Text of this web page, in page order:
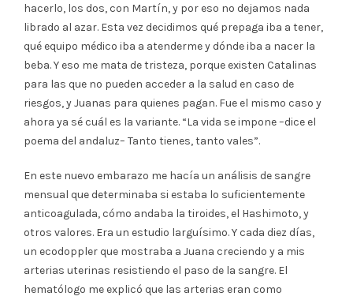
hacerlo, los dos, con Martín, y por eso no dejamos nada
librado al azar. Esta vez decidimos qué prepaga iba a tener,
qué equipo médico iba a atenderme y dónde iba a nacer la
beba. Y eso me mata de tristeza, porque existen Catalinas
para las que no pueden acceder a la salud en caso de
riesgos, y Juanas para quienes pagan. Fue el mismo caso y
ahora ya sé cuál es la variante. “La vida se impone –dice el
poema del andaluz– Tanto tienes, tanto vales”.
En este nuevo embarazo me hacía un análisis de sangre
mensual que determinaba si estaba lo suficientemente
anticoagulada, cómo andaba la tiroides, el Hashimoto, y
otros valores. Era un estudio larguísimo. Y cada diez días,
un ecodoppler que mostraba a Juana creciendo y a mis
arterias uterinas resistiendo el paso de la sangre. El
hematólogo me explicó que las arterias eran como